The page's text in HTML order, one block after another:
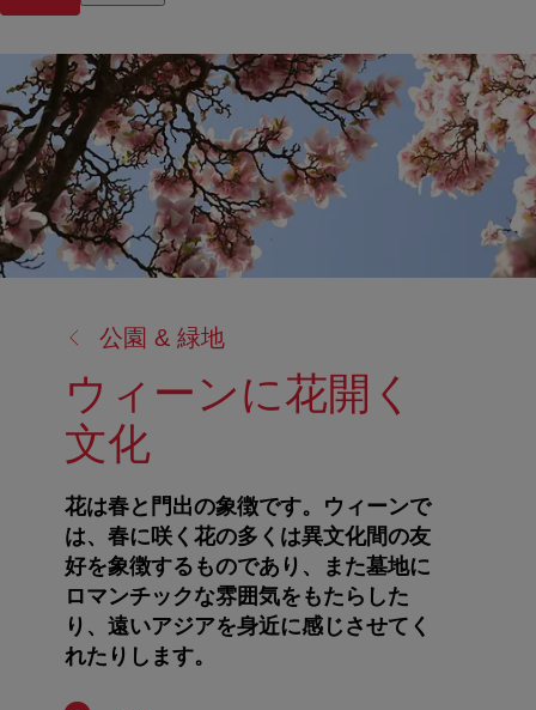
公園 & 緑地
ウィーンに花開く
文化
花は春と門出の象徴です。ウィーンで
は、春に咲く花の多くは異文化間の友
好を象徴するものであり、また墓地に
ロマンチックな雰囲気をもたらした
り、遠いアジアを身近に感じさせてく
れたりします。